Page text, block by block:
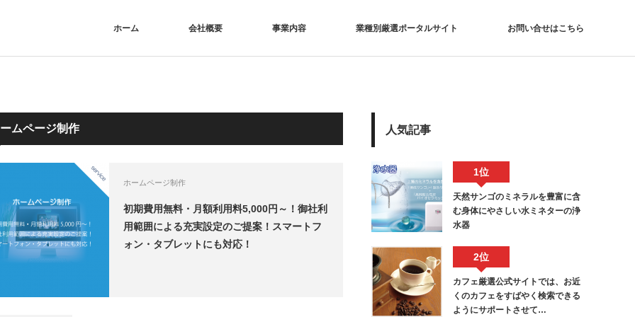
ホーム 会社概要 事業内容 業種別厳選ポータルサイト お問い合せはこちら
ムページ制作
ホームページ制作
初期費用無料・月額利用料5,000円～！御社利
用範囲による充実設定のご提案！スマートフ
ォン・タブレットにも対応！
人気記事
1位
天然サンゴのミネラルを豊富に含
む身体にやさしい水ミネターの浄
水器
2位
カフェ厳選公式サイトでは、お近
くのカフェをすばやく検索できる
ようにサポートさせて…